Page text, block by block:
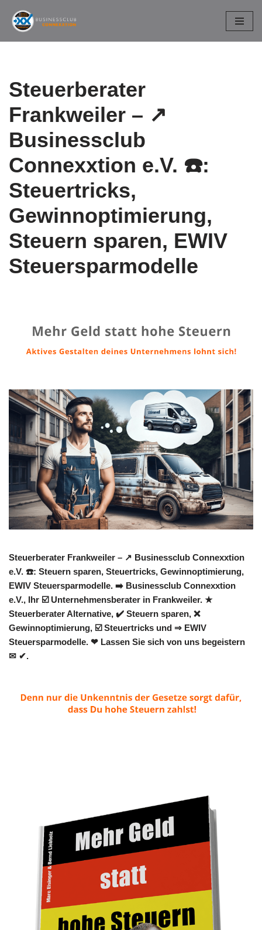
Zum
Steuerberater
Frankweiler – ↗️
Businessclub
Connexxtion e.V. ☎️:
Steuertricks,
Gewinnoptimierung,
Steuern sparen, EWIV
Steuersparmodelle
Steuerberater Frankweiler – ↗️ Businessclub Connexxtion
e.V. ☎️: Steuern sparen, Steuertricks, Gewinnoptimierung,
EWIV Steuersparmodelle. ➡️ Businessclub Connexxtion
e.V., Ihr ☑️ Unternehmensberater in Frankweiler. ★
Steuerberater Alternative, ✔️ Steuern sparen, ❌
Gewinnoptimierung, ☑️ Steuertricks und ⇒ EWIV
Steuersparmodelle. ❤ Lassen Sie sich von uns begeistern
✉ ✔.